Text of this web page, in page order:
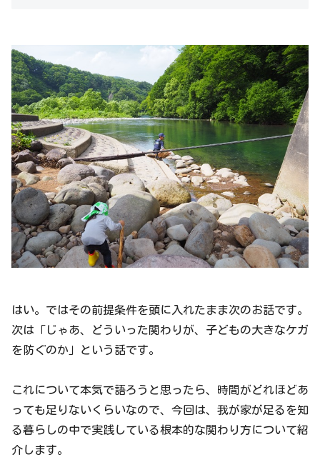
はい。ではその前提条件を頭に入れたまま次のお話です。
次は「じゃあ、どういった関わりが、子どもの大きなケガ
を防ぐのか」という話です。
これについて本気で語ろうと思ったら、時間がどれほどあ
っても足りないくらいなので、今回は、我が家が足るを知
る暮らしの中で実践している根本的な関わり方について紹
介します。